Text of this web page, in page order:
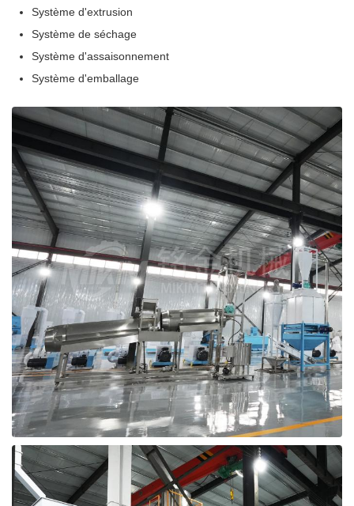
Système d'extrusion
Système de séchage
Système d'assaisonnement
Système d'emballage